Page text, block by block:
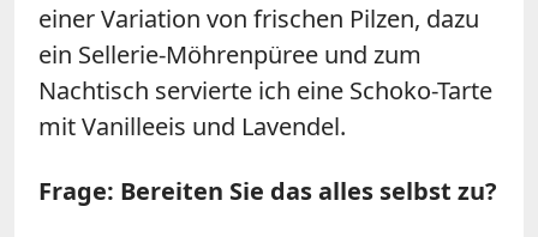
einer Variation von frischen Pilzen, dazu
ein Sellerie-Möhrenpüree und zum
Nachtisch servierte ich eine Schoko-Tarte
mit Vanilleeis und Lavendel.
Frage: Bereiten Sie das alles selbst zu?